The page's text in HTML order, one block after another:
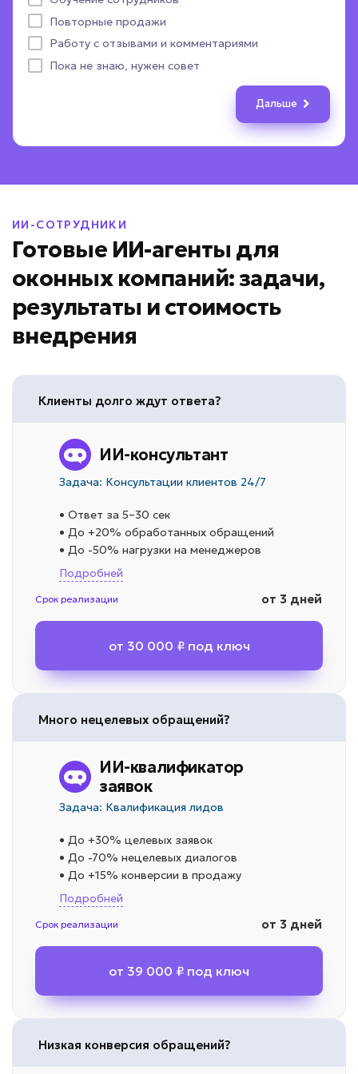
Повторные продажи
Работу с отзывами и комментариями
Пока не знаю, нужен совет
Дальше
Пока не определилисьПОЛУЧИТЬ ПОДБОР
ИИ-СОТРУДНИКИ
Готовые ИИ-агенты для
оконных компаний: задачи,
результаты и стоимость
внедрения
Клиенты долго ждут ответа?
ИИ-консультант
Задача: Консультации клиентов 24/7
• Ответ за 5–30 сек
• До +20% обработанных обращений
• До -50% нагрузки на менеджеров
Подробней
Срок реализации от 3 дней
от 30 000 ₽ под ключ
Много нецелевых обращений?
ИИ-квалификатор
заявок
Задача: Квалификация лидов
• До +30% целевых заявок
• До -70% нецелевых диалогов
• До +15% конверсии в продажу
Подробней
Срок реализации от 3 дней
от 39 000 ₽ под ключ
Низкая конверсия обращений?